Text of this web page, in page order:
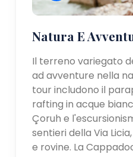
Natura E
Il terreno variegato
ad avventure nella
tour includono il
rafting in acque
Çoruh e
sentieri della Via
e rovine. La